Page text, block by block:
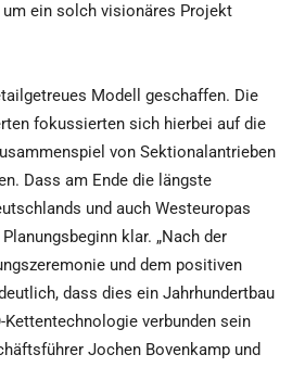
ein solch visionäres Projekt
Modell geschaffen. Die
fokussierten sich hierbei auf die
von Sektionalantrieben
Dass am Ende die längste
und auch Westeuropas
klar. „Nach der
und dem positiven
dass dies ein Jahrhundertbau
Kettentechnologie verbunden sein
Jochen Bovenkamp und